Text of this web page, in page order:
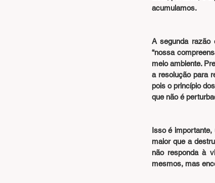
acumulamos.
A segunda razão
“nossa
meio ambiente.
a resolução para
pois o princípio
que não é
Isso é
maior que a
não responda à
mesmos, mas